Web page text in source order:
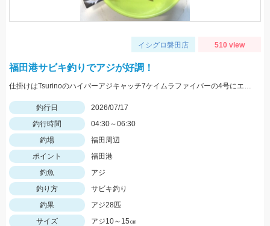
イシグロ磐田店 510 view
福田港サビキ釣りでアジが好調！
仕掛けはTsurinoのハイパーアジキャッチ7ケイムラファイバーの4号にエサはアミエビを針に付けて釣りました。アジ狙いなら早朝がおススメです。
釣行日
2026/07/17
釣行時間
04:30～06:30
釣場
福田周辺
ポイント
福田港
釣魚
アジ
釣り方
サビキ釣り
釣果
アジ28匹
サイズ
アジ10～15㎝